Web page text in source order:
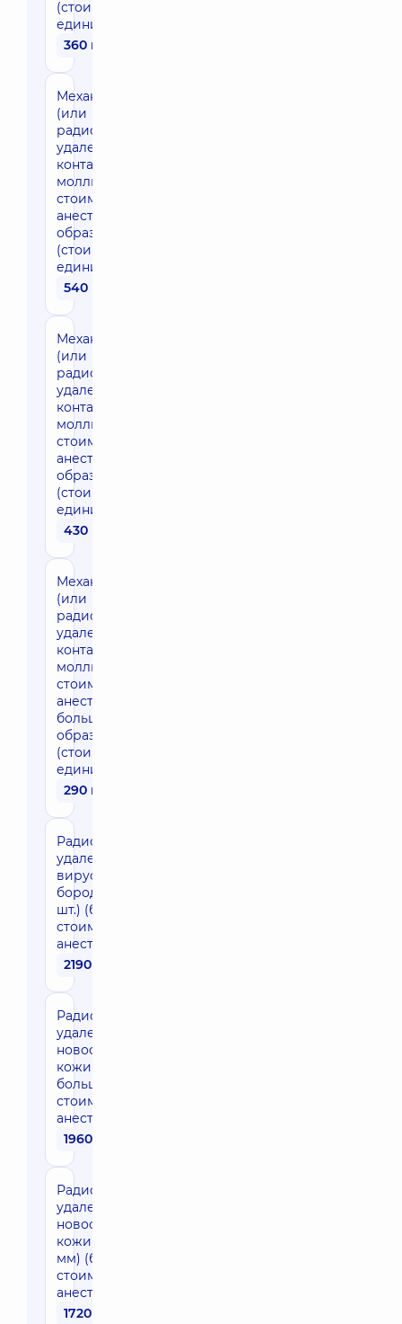
(стоимость за
единицу)
360 грн
Механическое
(или
радиоволновое)
удаление
контагиозных
моллюсков (без
стоимости
анестезии), 1-5
образований
(стоимость за
единицу)
540 грн
Механическое
(или
радиоволновое)
удаление
контагиозных
моллюсков (без
стоимости
анестезии), 6-10
образований
(стоимость за
единицу)
430 грн
Механическое
(или
радиоволновое)
удаление
контагиозных
моллюсков (без
стоимости
анестезии),
больше 20
образований
(стоимость за
единицу)
290 грн
Радиоволновое
удаление
вирусной
бородавки (1
шт.) (без
стоимости
анестезии)
2190 грн
Радиоволновое
удаление
новообразований
кожи (1 шт.
больше 5 мм) (без
стоимости
анестезии)
1960 грн
Радиоволновое
удаление
новообразований
кожи (1 шт. до 5
мм) (без
стоимости
анестезии)
1720 грн